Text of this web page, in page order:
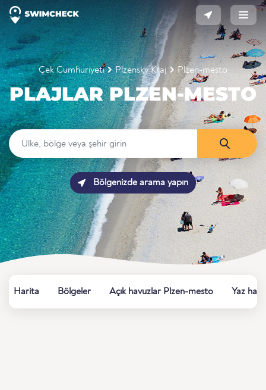
Çek Cumhuriyeti Plzensky Kraj Plzen-mesto
PLAJLAR PLZEN-MESTO
Bölgenizde arama yapın
Harita Bölgeler Açık havuzlar Plzen-mesto Yaz